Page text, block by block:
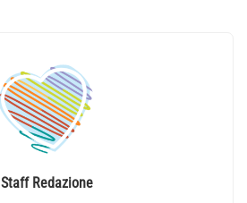
Staff Redazione